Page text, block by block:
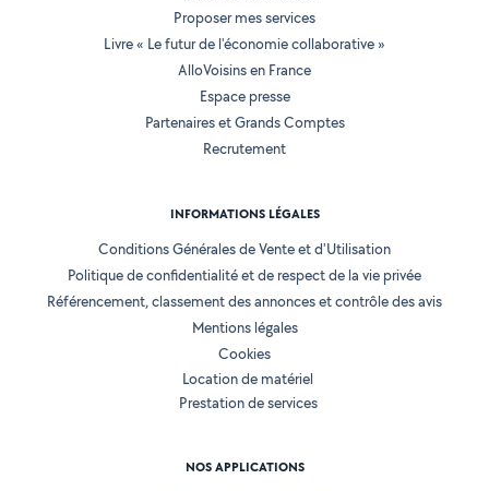
Proposer mes services
Livre « Le futur de l'économie collaborative »
AlloVoisins en France
Espace presse
Partenaires et Grands Comptes
Recrutement
INFORMATIONS LÉGALES
Conditions Générales de Vente et d'Utilisation
Politique de confidentialité et de respect de la vie privée
Référencement, classement des annonces et contrôle des avis
Mentions légales
Cookies
Location de matériel
Prestation de services
NOS APPLICATIONS